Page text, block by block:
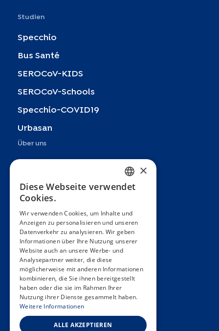
Studien
Specchio
Bus Santé
SEROCoV-KIDS
SEROCoV-Schools
Specchio-COVID19
Urbasan
Über uns
Teams
Partner
Veröffentlichungen
Zoom In
FAQ
Kontakt
Allgemeine Bedingungen
Hôpitaux Universitaires Genève
Université de Genève
FRENCH
SPANISH
GERMAN
PORTUGUESE
×
Diese Webseite verwendet
Cookies.
Wir verwenden Cookies, um Inhalte und
Anzeigen zu personalisieren und unseren
Datenverkehr zu analysieren. Wir geben
Informationen über Ihre Nutzung unserer
Website auch an unsere Werbe- und
Analysepartner weiter, die diese
möglicherweise mit anderen Informationen
kombinieren, die Sie ihnen bereitgestellt
haben oder die sie im Rahmen Ihrer
Nutzung ihrer Dienste gesammelt haben.
Weitere Informationen
ALLE AKZEPTIEREN